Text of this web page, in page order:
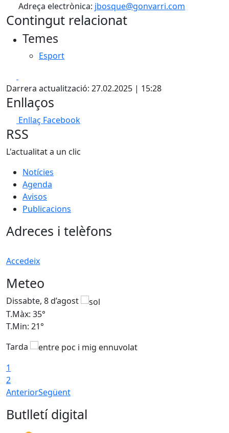
Adreça electrònica: jbosque@gonvarri.com
Contingut relacionat
Temes
Esport
Darrera actualització: 27.02.2025 | 15:28
Enllaços
Enllaç Facebook
RSS
L'actualitat a un clic
Notícies
Agenda
Avisos
Publicacions
Adreces i telèfons
Accedeix
Meteo
Dissabte, 8 d’agost
T.Màx: 35°
T.Min: 21°
Tarda
1
2
AnteriorSegüent
Butlletí digital